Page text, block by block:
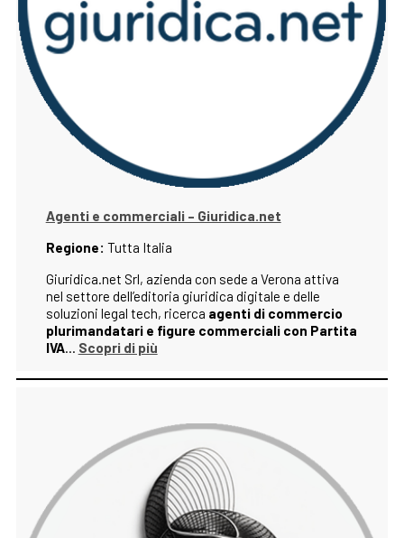
Agenti e commerciali – Giuridica.net
Regione: Tutta Italia
Giuridica.net Srl, azienda con sede a Verona attiva
nel settore dell’editoria giuridica digitale e delle
soluzioni legal tech, ricerca agenti di commercio
plurimandatari e figure commerciali con Partita
IVA… Scopri di più